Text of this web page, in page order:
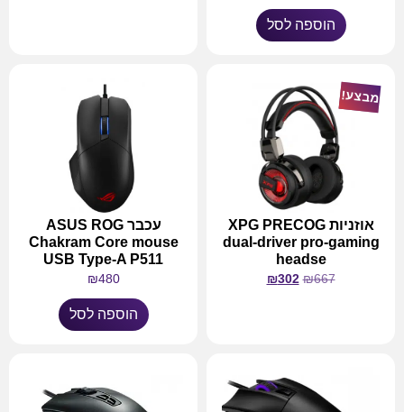
הוספה לסל
מבצע!
אוזניות XPG PRECOG
dual-driver pro-gaming
headse
₪667
₪302
עכבר ASUS ROG
Chakram Core mouse
USB Type-A P511
₪480
הוספה לסל